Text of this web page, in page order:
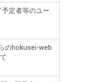
定者等のユー
のhokusei-web